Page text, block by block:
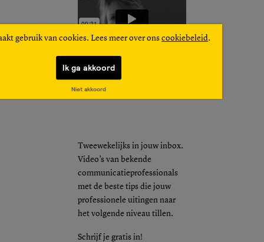
gebruik van cookies. Lees meer over ons cookiebeleid .
Ik ga akkoord
Niet akkoord
Tweewekelijks in jouw inbox.
Video’s van bekende
communicatieprofessionals
met de beste tips die jouw
professionele uitingen naar
het volgende niveau tillen.
Schrijf je gratis in!